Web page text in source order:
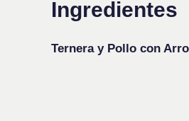
Ingredientes
Ternera y Pollo con